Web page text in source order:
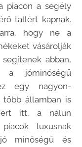
piacon a segély
tallért kapnak.
hogy ne a
vásároljàk
abban,
a jóminőségű
egy nagyon-
több államban is
itt, a nálun
luxusnak
minőségű és